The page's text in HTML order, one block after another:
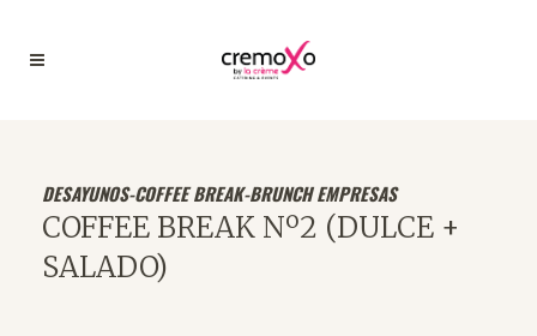
DESAYUNOS-COFFEE BREAK-BRUNCH EMPRESAS
COFFEE BREAK Nº2 (DULCE +
SALADO)